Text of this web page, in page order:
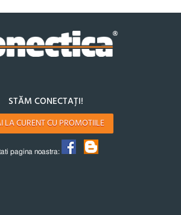
STĂM CONECTAȚI!
LA CURENT CU PROMOTIILE
pagina noastra: